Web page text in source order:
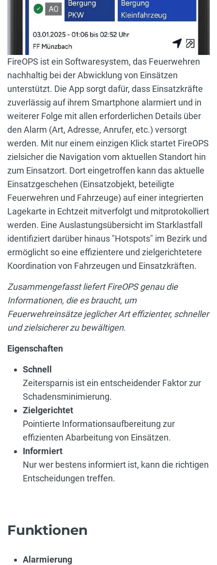
FireOPS ist ein Softwaresystem, das Feuerwehren
nachhaltig bei der Abwicklung von Einsätzen
unterstützt. Die App sorgt dafür, dass Einsatzkräfte
zuverlässig auf ihrem Smartphone alarmiert und in
weiterer Folge mit allen erforderlichen Details über
den Alarm (Art, Adresse, Anrufer, etc.) versorgt
werden. Mit nur einem einzigen Klick startet FireOPS
zielsicher die Navigation vom aktuellen Standort hin
zum Einsatzort. Dort eingetroffen kann das aktuelle
Einsatzgeschehen (Einsatzobjekt, beteiligte
Feuerwehren und Fahrzeuge) auf einer integrierten
Lagekarte in Echtzeit mitverfolgt und mitprotokolliert
werden. Eine Auslastungsübersicht im Starklastfall
identifiziert darüber hinaus "Hotspots" im Bezirk und
ermöglicht so eine effizientere und zielgerichtetere
Koordination von Fahrzeugen und Einsatzkräften.
Zusammengefasst liefert FireOPS genau die
Informationen, die es braucht, um
Feuerwehreinsätze jeglicher Art effizienter, schneller
und zielsicherer zu bewältigen.
Eigenschaften
Schnell
Zeitersparnis ist ein entscheidender Faktor zur
Schadensminimierung.
Zielgerichtet
Pointierte Informationsaufbereitung zur
effizienten Abarbeitung von Einsätzen.
Informiert
Nur wer bestens informiert ist, kann die richtigen
Entscheidungen treffen.
Funktionen
Alarmierung